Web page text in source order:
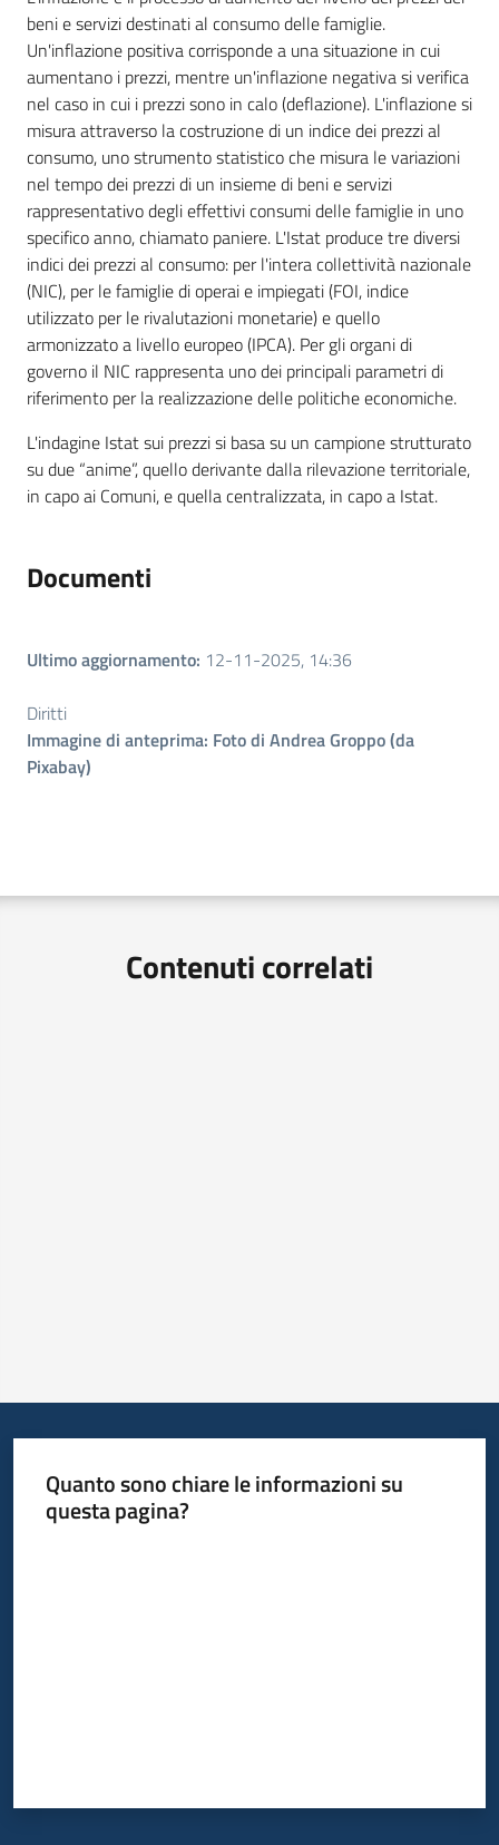
beni e servizi destinati al consumo delle famiglie.
Un'inflazione positiva corrisponde a una situazione in cui
aumentano i prezzi, mentre un'inflazione negativa si verifica
nel caso in cui i prezzi sono in calo (deflazione). L'inflazione si
misura attraverso la costruzione di un indice dei prezzi al
consumo, uno strumento statistico che misura le variazioni
nel tempo dei prezzi di un insieme di beni e servizi
rappresentativo degli effettivi consumi delle famiglie in uno
specifico anno, chiamato paniere. L'Istat produce tre diversi
indici dei prezzi al consumo: per l'intera collettività nazionale
(NIC), per le famiglie di operai e impiegati (FOI, indice
utilizzato per le rivalutazioni monetarie) e quello
armonizzato a livello europeo (IPCA). Per gli organi di
governo il NIC rappresenta uno dei principali parametri di
riferimento per la realizzazione delle politiche economiche.
L'indagine Istat sui prezzi si basa su un campione strutturato
su due “anime”, quello derivante dalla rilevazione territoriale,
in capo ai Comuni, e quella centralizzata, in capo a Istat.
Documenti
Ultimo aggiornamento: 12-11-2025, 14:36
Diritti
Immagine di anteprima: Foto di Andrea Groppo (da
Pixabay)
Contenuti correlati
Quanto sono chiare le informazioni su
questa pagina?